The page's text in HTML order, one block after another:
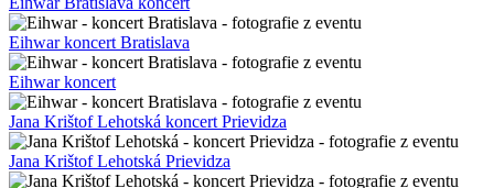
Eihwar koncert Bratislava
Eihwar koncert
Jana Krištof Lehotská koncert Prievidza
Jana Krištof Lehotská Prievidza